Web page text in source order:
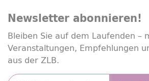
Newsletter abonnieren!
Bleiben Sie auf dem Laufenden –
Veranstaltungen, Empfehlungen
aus der ZLB.